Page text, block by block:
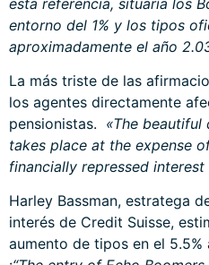
entorno del 1% y los tipos
aproximadamente el año
La más triste de las
los agentes directamente
pensionistas. «The
takes place at the expense
financially repressed interest
Harley Bassman, estratega
interés de Credit Suisse,
aumento de tipos en el 5.5%